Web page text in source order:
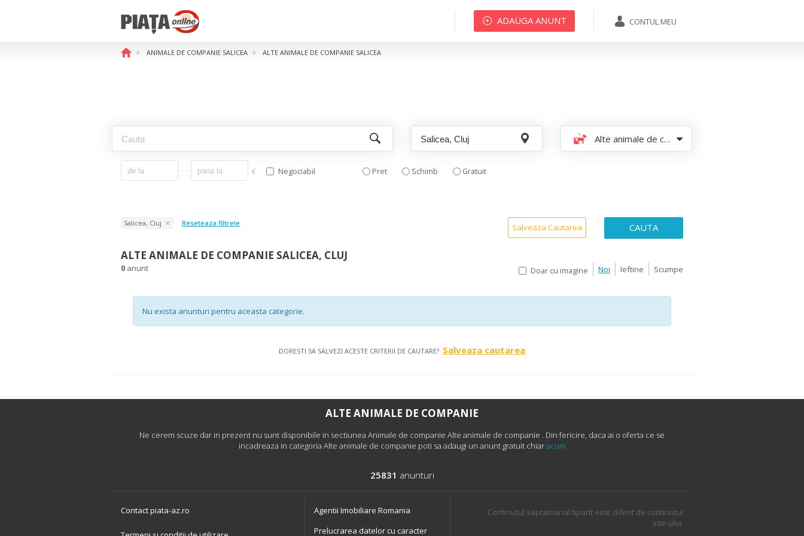
CONTUL MEU
ADAUGA ANUNT
ANIMALE DE COMPANIE SALICEA ALTE ANIMALE DE COMPANIE SALICEA
Alte animale de companie
€ Negociabil Pret Schimb Gratuit
Salicea, Cluj Reseteaza filtrele Salveaza Cautarea CAUTA
ALTE ANIMALE DE COMPANIE SALICEA, CLUJ
0 anunt Doar cu imagine Noi Ieftine Scumpe
Nu exista anunturi pentru aceasta categorie.
DORESTI SA SALVEZI ACESTE CRITERII DE CAUTARE? Salveaza cautarea
ALTE ANIMALE DE COMPANIE
Ne cerem scuze dar in prezent nu sunt disponibile in sectiunea Animale de companie Alte animale de companie . Din fericire, daca ai o oferta ce se
incadreaza in categoria Alte animale de companie poti sa adaugi un anunt gratuit chiaracum
25831 anunturi
Contact piata-az.ro
Agentii Imobiliare Romania
Prelucrarea datelor cu caracter
Continutul saptamanal tiparit este diferit de continutul
site-ului.